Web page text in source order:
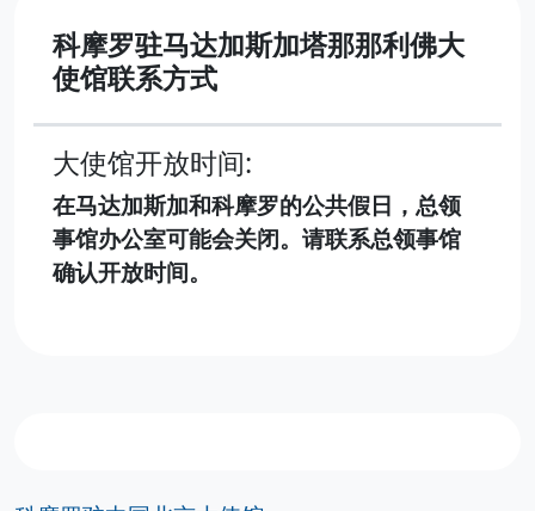
科摩罗驻马达加斯加塔那那利佛大
使馆联系方式
大使馆开放时间:
在马达加斯加和科摩罗的公共假日，总领
事馆办公室可能会关闭。请联系总领事馆
确认开放时间。